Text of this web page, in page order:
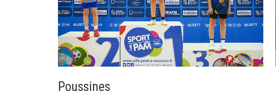
Poussines